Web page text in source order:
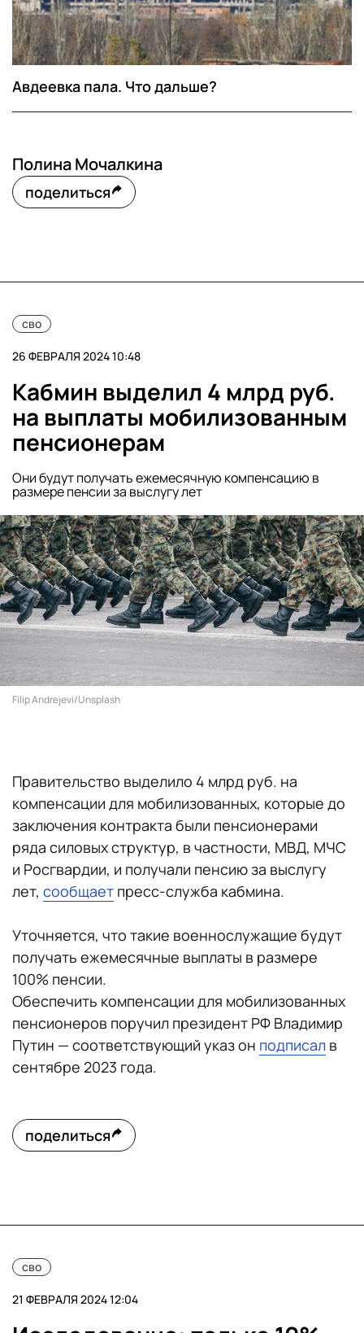
Авдеевка пала. Что дальше?
Полина Мочалкина
поделиться
сво
26 ФЕВРАЛЯ 2024 10:48
Кабмин выделил 4 млрд руб.
на выплаты мобилизованным
пенсионерам
Они будут получать ежемесячную компенсацию в
размере пенсии за выслугу лет
Filip Andrejevi/Unsplash
Правительство выделило 4 млрд руб. на
компенсации для мобилизованных, которые до
заключения контракта были пенсионерами
ряда силовых структур, в частности, МВД, МЧС
и Росгвардии, и получали пенсию за выслугу
лет, сообщает пресс-служба кабмина.
Уточняется, что такие военнослужащие будут
получать ежемесячные выплаты в размере
100% пенсии.
Обеспечить компенсации для мобилизованных
пенсионеров поручил президент РФ Владимир
Путин — соответствующий указ он подписал в
сентябре 2023 года.
поделиться
сво
21 ФЕВРАЛЯ 2024 12:04